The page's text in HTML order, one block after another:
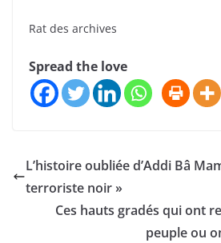
Rat des archives
Spread the love
L’histoire oubliée d’Addi Bâ
terroriste noir »
Ces hauts gradés qui ont
peuple ou